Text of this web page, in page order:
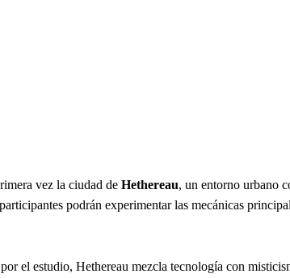
vez la ciudad de Hethereau, un entorno urbano
podrán experimentar las mecánicas
el estudio, Hethereau mezcla tecnología con